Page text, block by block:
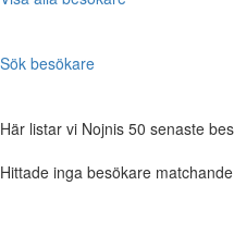
Sök besökare
Här listar vi Nojnis 50 senaste
Hittade inga besökare